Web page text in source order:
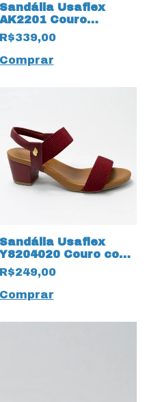
Sandália Usaflex
AK2201 Couro
Natural com Salto
Bloco Preto
R$339,00
Comprar
Sandália Usaflex
Y8204020 Couro com
elástico Canelado
Rebu/Vinho
R$249,00
Comprar